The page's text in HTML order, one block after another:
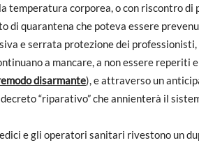
temperatura corporea, o con riscontro
di quarantena che poteva essere
e serrata protezione dei
a mancare, a non essere reperiti
disarmante), e attraverso un
“riparativo” che annienterà il
e gli operatori sanitari rivestono un